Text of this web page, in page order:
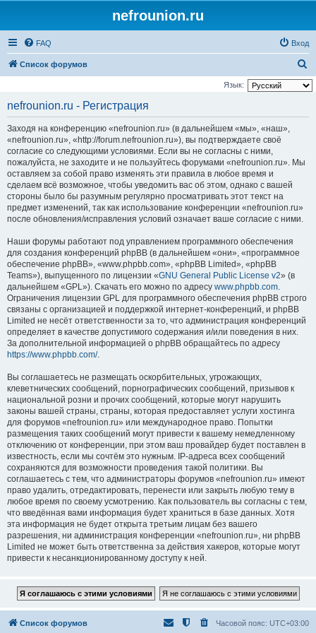
nefrounion.ru
FAQ Вход
Список форумов
о
Язык:
nefrounion.ru - Регистрация
Заходя на конференцию «nefrounion.ru» (в дальнейшем «мы», «наш»,
«nefrounion.ru», «http://forum.nefrounion.ru»), вы подтверждаете своё
согласие со следующими условиями. Если вы не согласны с ними,
пожалуйста, не заходите и не пользуйтесь форумами «nefrounion.ru». Мы
оставляем за собой право изменять эти правила в любое время и
сделаем всё возможное, чтобы уведомить вас об этом, однако с вашей
стороны было бы разумным регулярно просматривать этот текст на
предмет изменений, так как использование конференции «nefrounion.ru»
после обновления/исправления условий означает ваше согласие с ними.
Наши форумы работают под управлением программного обеспечения
для создания конференций phpBB (в дальнейшем «они», «программное
обеспечение phpBB», «www.phpbb.com», «phpBB Limited», «phpBB
Teams»), выпущенного по лицензии «GNU General Public License v2» (в
дальнейшем «GPL»). Скачать его можно по адресу www.phpbb.com.
Ограничения лицензии GPL для программного обеспечения phpBB строго
связаны с организацией и поддержкой интернет-конференций, и phpBB
Limited не несёт ответственности за то, что администрация конференций
определяет в качестве допустимого содержания и/или поведения в них.
За дополнительной информацией о phpBB обращайтесь по адресу
https://www.phpbb.com/.
Вы соглашаетесь не размещать оскорбительных, угрожающих,
клеветнических сообщений, порнографических сообщений, призывов к
национальной розни и прочих сообщений, которые могут нарушить
законы вашей страны, страны, которая предоставляет услуги хостинга
для форумов «nefrounion.ru» или международное право. Попытки
размещения таких сообщений могут привести к вашему немедленному
отключению от конференции, при этом ваш провайдер будет поставлен в
известность, если мы сочтём это нужным. IP-адреса всех сообщений
сохраняются для возможности проведения такой политики. Вы
соглашаетесь с тем, что администраторы форумов «nefrounion.ru» имеют
право удалить, отредактировать, перенести или закрыть любую тему в
любое время по своему усмотрению. Как пользователь вы согласны с тем,
что введённая вами информация будет храниться в базе данных. Хотя
эта информация не будет открыта третьим лицам без вашего
разрешения, ни администрация конференции «nefrounion.ru», ни phpBB
Limited не может быть ответственна за действия хакеров, которые могут
привести к несанкционированному доступу к ней.
Список форумов Часовой пояс: UTC+03:00